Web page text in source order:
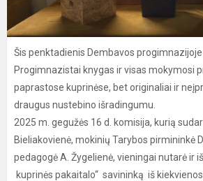
Šis penktadienis Dembavos progimnazijoje
Progimnazistai knygas ir visas mokymosi
paprastose kuprinėse, bet originaliai ir
draugus nustebino išradingumu.
2025 m. gegužės 16 d. komisija, kurią
Bieliakovienė, mokinių Tarybos pirmininkė
pedagogė A. Žygelienė, vieningai nutarė ir
kuprinės pakaitalo“ savininką iš kiekvienos